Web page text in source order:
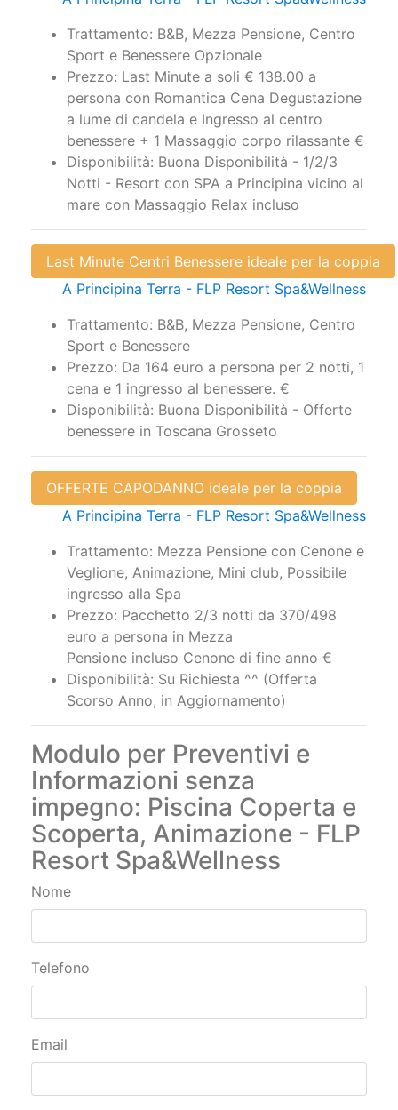
Trattamento: B&B, Mezza Pensione, Centro
Sport e Benessere Opzionale
Prezzo: Last Minute a soli € 138.00 a
persona con Romantica Cena Degustazione
a lume di candela e Ingresso al centro
benessere + 1 Massaggio corpo rilassante €
Disponibilità: Buona Disponibilità - 1/2/3
Notti - Resort con SPA a Principina vicino al
mare con Massaggio Relax incluso
Last Minute Centri Benessere ideale per la coppia
A Principina Terra - FLP Resort Spa&Wellness
Trattamento: B&B, Mezza Pensione, Centro
Sport e Benessere
Prezzo: Da 164 euro a persona per 2 notti, 1
cena e 1 ingresso al benessere. €
Disponibilità: Buona Disponibilità - Offerte
benessere in Toscana Grosseto
OFFERTE CAPODANNO ideale per la coppia
A Principina Terra - FLP Resort Spa&Wellness
Trattamento: Mezza Pensione con Cenone e
Veglione, Animazione, Mini club, Possibile
ingresso alla Spa
Prezzo: Pacchetto 2/3 notti da 370/498
euro a persona in Mezza
Pensione incluso Cenone di fine anno €
Disponibilità: Su Richiesta ^^ (Offerta
Scorso Anno, in Aggiornamento)
Modulo per Preventivi e
Informazioni senza
impegno: Piscina Coperta e
Scoperta, Animazione - FLP
Resort Spa&Wellness
Nome
Telefono
Email